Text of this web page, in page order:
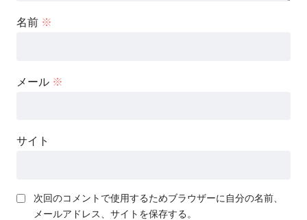
名前 ※
メール ※
サイト
次回のコメントで使用するためブラウザーに自分の名前、
メールアドレス、サイトを保存する。